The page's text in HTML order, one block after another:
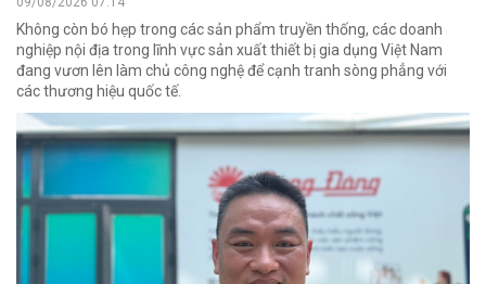
Không còn bó hẹp trong các sản phẩm truyền thống, các doanh
nghiệp nội địa trong lĩnh vực sản xuất thiết bị gia dụng Việt Nam
đang vươn lên làm chủ công nghệ để cạnh tranh sòng phẳng với
các thương hiệu quốc tế.